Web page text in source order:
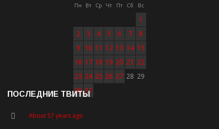
Пн Вт Ср Чт Пт Сб Вс
1
2
3 4 5 6 7
8
9 10 11 12 13 14 15
16 17 18 19 20 21 22
23 24 25 26 27 28 29
30 31
ПОСЛЕДНИЕ ТВИТЫ
About 57 years ago